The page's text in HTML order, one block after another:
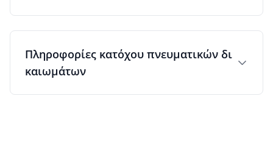
Πληροφορίες κατόχου πνευματικών δι
καιωμάτων